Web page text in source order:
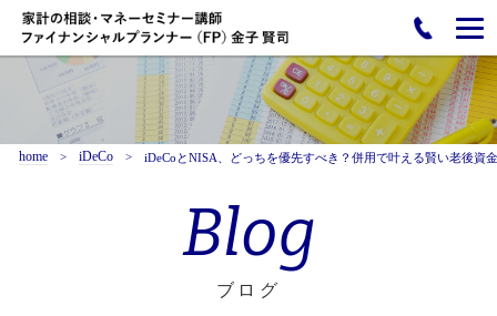
home iDeCo iDeCoとNISA、どっちを優先すべき？併用で叶える賢い老後資
Blog
ブログ